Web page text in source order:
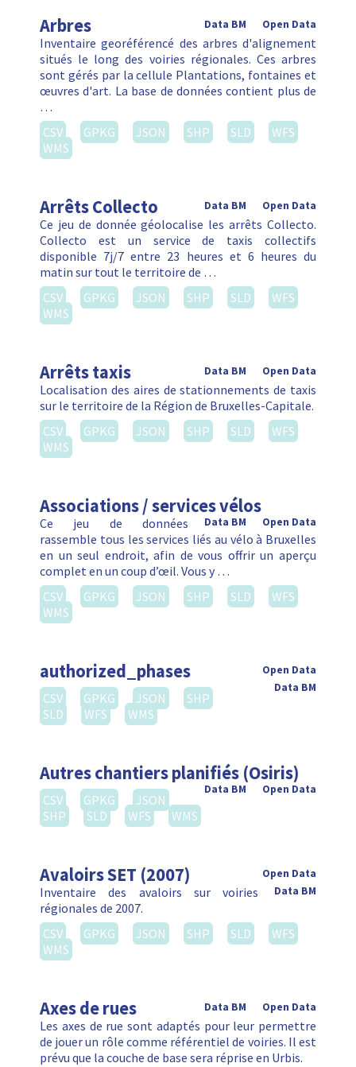
Arbres Open Data
Data BM
Inventaire georéférencé des arbres d'alignement
situés le long des voiries régionales. Ces arbres
sont gérés par la cellule Plantations, fontaines et
œuvres d'art. La base de données contient plus de
…
CSV
GPKG JSON SHP SLD
WFS
WMS
Arrêts Collecto Open Data
Data BM
Ce jeu de donnée géolocalise les arrêts Collecto.
Collecto est un service de taxis collectifs
disponible 7j/7 entre 23 heures et 6 heures du
matin sur tout le territoire de …
CSV
GPKG JSON SHP SLD
WFS
WMS
Arrêts taxis Open Data
Data BM
Localisation des aires de stationnements de taxis
sur le territoire de la Région de Bruxelles-Capitale.
CSV
GPKG JSON SHP SLD
WFS
WMS
Associations / services vélos
Open Data
Data BM
Ce jeu de données
rassemble tous les services liés au vélo à Bruxelles
en un seul endroit, afin de vous offrir un aperçu
complet en un coup d’œil. Vous y …
CSV
GPKG JSON SHP SLD
WFS
WMS
authorized_phases
Open Data
Data BM
CSV GPKG JSON
SHP
SLD
WFS WMS
Autres chantiers planifiés (Osiris)
Open Data
Data BM
CSV GPKG
JSON
SHP
SLD WFS WMS
Avaloirs SET (2007)
Open Data
Data BM
Inventaire des avaloirs sur voiries
régionales de 2007.
CSV
GPKG JSON SHP SLD
WFS
WMS
Axes de rues Open Data
Data BM
Les axes de rue sont adaptés pour leur permettre
de jouer un rôle comme référentiel de voiries. Il est
prévu que la couche de base sera réprise en Urbis.